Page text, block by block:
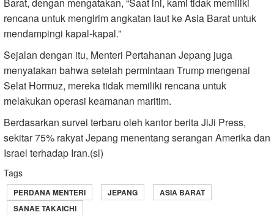
Barat, dengan mengatakan, “Saat ini, kami tidak memiliki
rencana untuk mengirim angkatan laut ke Asia Barat untuk
mendampingi kapal‑kapal.”
Sejalan dengan itu, Menteri Pertahanan Jepang juga
menyatakan bahwa setelah permintaan Trump mengenai
Selat Hormuz, mereka tidak memiliki rencana untuk
melakukan operasi keamanan maritim.
Berdasarkan survei terbaru oleh kantor berita JiJi Press,
sekitar 75% rakyat Jepang menentang serangan Amerika dan
Israel terhadap Iran.(sl)
Tags
PERDANA MENTERI JEPANG
ASIA BARAT
SANAE TAKAICHI